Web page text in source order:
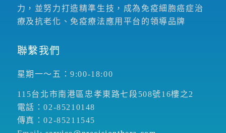
力，並努力打造精準生技，成為免疫細胞癌症治
療及抗老化、免疫療法應用平台的領導品牌
聯繫我們
星期一～五：9:00-18:00
115台北市南港區忠孝東路七段508號16樓之2
電話：02-85210148
傳真：02-85211545